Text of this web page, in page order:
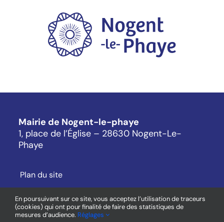
Mairie de Nogent-le-phaye
1, place de l’Église – 28630 Nogent-Le-
Phaye
Plan du site
Mentions légales
Cookies
En poursuivant sur ce site, vous acceptez l’utilisation de traceurs
(cookies) qui ont pour finalité de faire des statistiques de
mesures d’audience. Réglages